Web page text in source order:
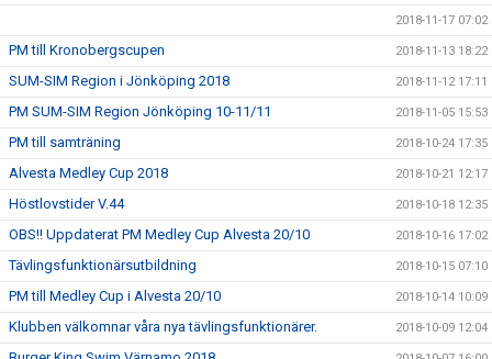
2018-11-17 07:02
PM till Kronobergscupen 2018-11-13 18:22
SUM-SIM Region i Jönköping 2018 2018-11-12 17:11
PM SUM-SIM Region Jönköping 10-11/11 2018-11-05 15:53
PM till samträning 2018-10-24 17:35
Alvesta Medley Cup 2018 2018-10-21 12:17
Höstlovstider V.44 2018-10-18 12:35
OBS!! Uppdaterat PM Medley Cup Alvesta 20/10 2018-10-16 17:02
Tävlingsfunktionärsutbildning 2018-10-15 07:10
PM till Medley Cup i Alvesta 20/10 2018-10-14 10:09
Klubben välkomnar våra nya tävlingsfunktionärer. 2018-10-09 12:04